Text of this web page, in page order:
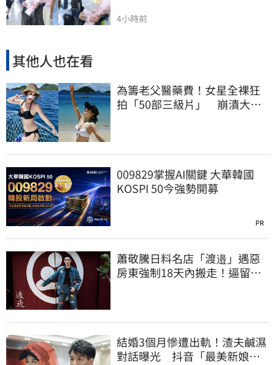
4小時前
其他人也在看
為籌老父醫藥費！女星全裸狂
拍「50部三級片」 崩潰大
009829掌握AI關鍵 大華韓國
KOSPI 50今強勢開募
PR
蕭敬騰日料名店「渡邉」遇惡
房東強制18天內搬走！逼留裝
結婚3個月慘遭出軌！渣夫鹹濕
對話曝光 抖音「最美新娘」